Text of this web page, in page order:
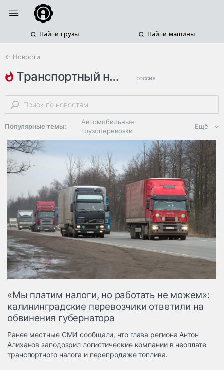
Найти грузы Найти машины
← Новости
транспортный налог россия
калининградская область автомобильные грузоперевозки
Популярные темы:
Автомобильные
грузоперевозки
логистика
ЭДО, ИТ в
логистике
Дороги,
инфраструктура
Логистика, грузы
Негабаритные и
опасные грузы
страхование
Таможня и ВЭД
Склады и
терминалы
Коммерческий
транспорт
Ещё
«Мы платим налоги, но работать не можем»:
калининградские перевозчики ответили на
обвинения губернатора
Ранее местные СМИ сообщали, что глава региона Антон
Алиханов заподозрил логистические компании в неоплате
транспортного налога и перепродаже топлива.